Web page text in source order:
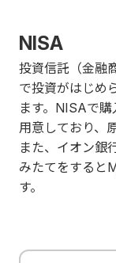
NISA
投資信託（金融
で投資がはじめ
ます。NISAで
用意しており、
また、イオン銀
みたてをすると
す。